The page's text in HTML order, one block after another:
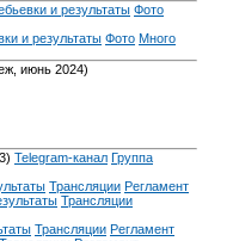
и результаты Фото
и результаты Фото Много
июнь 2024)
Telegram-канал Группа
Трансляции Регламент
Трансляции
Трансляции Регламент